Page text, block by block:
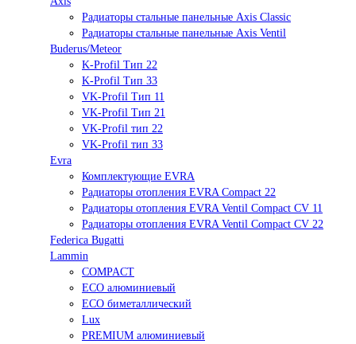
Радиаторы стальные панельные Axis Classic
Радиаторы стальные панельные Axis Ventil
Buderus/Meteor
K-Profil Тип 22
K-Profil Тип 33
VK-Profil Тип 11
VK-Profil Тип 21
VK-Profil тип 22
VK-Profil тип 33
Evra
Комплектующие EVRA
Радиаторы отопления EVRA Compact 22
Радиаторы отопления EVRA Ventil Compact CV 11
Радиаторы отопления EVRA Ventil Compact CV 22
Federica Bugatti
Lammin
COMPACT
ECO алюминиевый
ECO биметаллический
Lux
PREMIUM алюминиевый